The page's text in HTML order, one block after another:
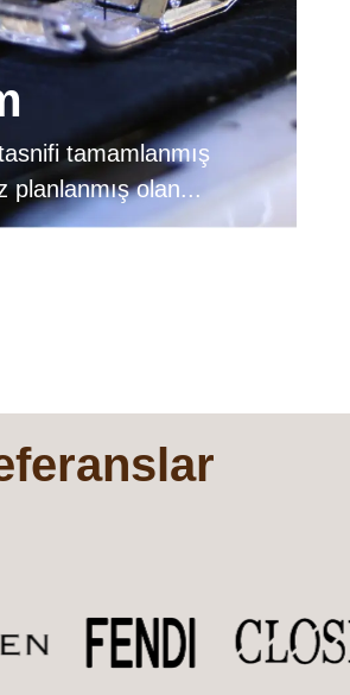
tamamlanmış
planlanmış olan...